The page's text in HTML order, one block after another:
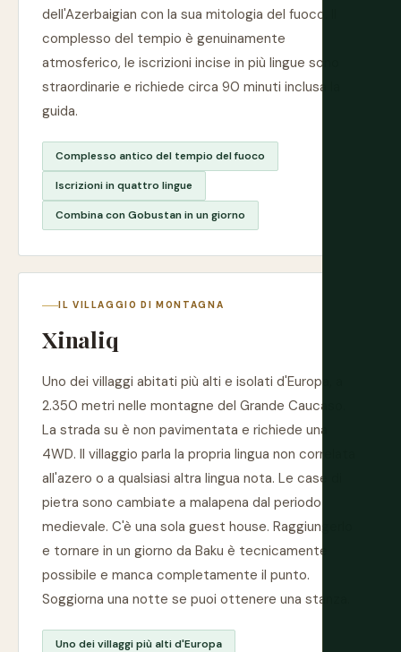
dell'Azerbaigian con la sua mitologia del fuoco. Il
complesso del tempio è genuinamente
atmosferico, le iscrizioni incise in più lingue sono
straordinarie e richiede circa 90 minuti inclusa la
guida.
Complesso antico del tempio del fuoco
Iscrizioni in quattro lingue
Combina con Gobustan in un giorno
IL VILLAGGIO DI MONTAGNA
Xinaliq
Uno dei villaggi abitati più alti e isolati d'Europa, a
2.350 metri nelle montagne del Grande Caucaso.
La strada su è non pavimentata e richiede una
4WD. Il villaggio parla la propria lingua non correlata
all'azero o a qualsiasi altra lingua nota. Le case di
pietra sono cambiate a malapena dal periodo
medievale. C'è una sola guest house. Raggiungerlo
e tornare in un giorno da Baku è tecnicamente
possibile e manca completamente il punto.
Soggiorna una notte se puoi ottenere una stanza.
Uno dei villaggi più alti d'Europa